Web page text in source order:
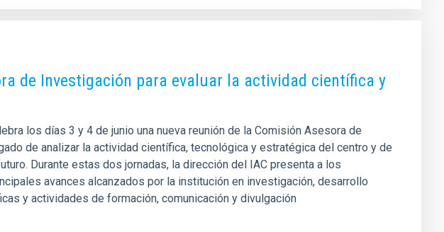
de Investigación para evaluar la actividad científica y
los días 3 y 4 de junio una nueva reunión de la Comisión Asesora de
de analizar la actividad científica, tecnológica y estratégica del centro y de
Durante estas dos jornadas, la dirección del IAC presenta a los
avances alcanzados por la institución en investigación, desarrollo
y actividades de formación, comunicación y divulgación